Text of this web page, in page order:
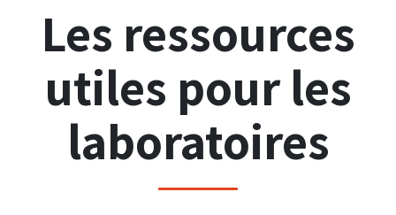
Les ressources
utiles pour les
laboratoires